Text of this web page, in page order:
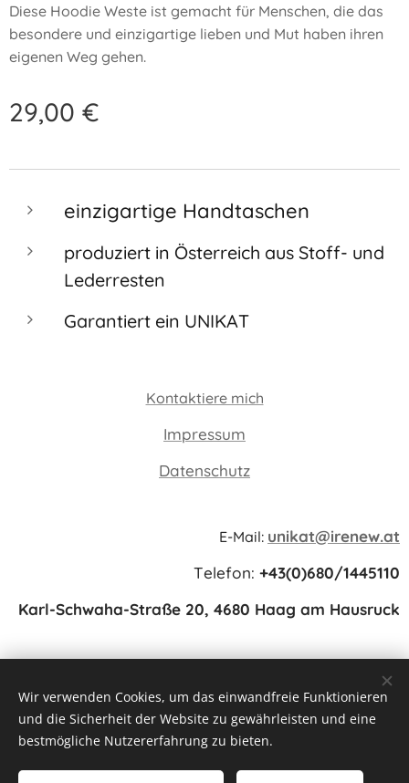
Diese Hoodie Weste ist gemacht für Menschen, die das
besondere und einzigartige lieben und Mut haben ihren
eigenen Weg gehen.
29,00 €
einzigartige Handtaschen
produziert in Österreich aus Stoff- und
Lederresten
Garantiert ein UNIKAT
Kontaktiere mich
Impressum
Datenschutz
E-Mail: unikat@irenew.at
Telefon: +43(0)680/1445110
Karl-Schwaha-Straße 20, 4680 Haag am Hausruck
www.irenew.at Cookies
Wir verwenden Cookies, um das einwandfreie Funktionieren
und die Sicherheit der Website zu gewährleisten und eine
bestmögliche Nutzererfahrung zu bieten.